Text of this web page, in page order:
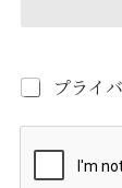
プライ